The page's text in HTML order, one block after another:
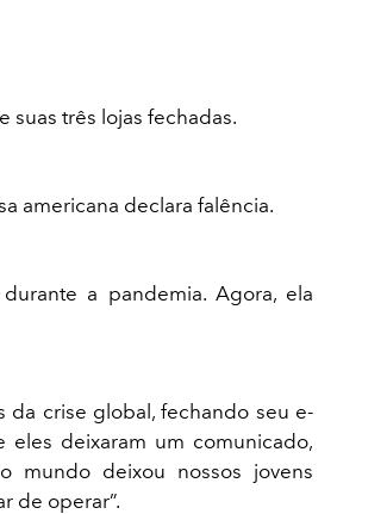
suas três lojas fechadas.
americana declara falência.
a pandemia. Agora, ela
da crise global, fechando seu e-
eles deixaram um comunicado,
mundo deixou nossos jovens
de operar”.